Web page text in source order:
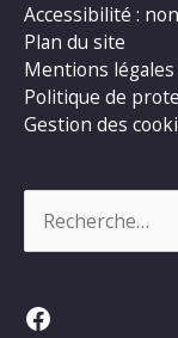
Accessibilité :
Plan du site
Mentions légales
Politique de
Gestion des
Facebook